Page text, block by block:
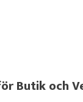
Butik och